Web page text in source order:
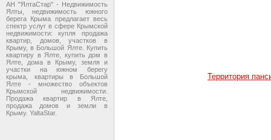
АН "ЯлтаСтар" - Недвижимость
Ялты, недвижимость южного
берега Крыма предлагает весь
спектр услуг в сфере Крымской
недвижимости: купля продажа
квартир, домов, участков в
Крыму, в Большой Ялте. Купить
квартиру в Ялте, купить дом в
Ялте, дома в Крыму, земля и
участки на южном берегу
крыма, квартиры в Большой
Ялте - множество объектов
Крымской недвижимости.
Продажа квартир в Ялте,
продажа домов и земли в
Крыму. YaltaStar.
Территория